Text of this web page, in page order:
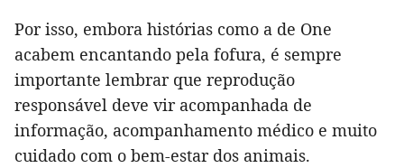
Por isso, embora histórias como a de One
acabem encantando pela fofura, é sempre
importante lembrar que reprodução
responsável deve vir acompanhada de
informação, acompanhamento médico e muito
cuidado com o bem-estar dos animais.